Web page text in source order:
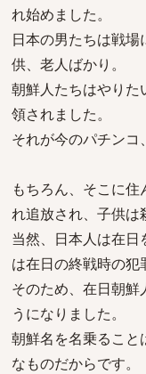
れ始めました。
日本の男たちは戦
供、老人ばかり。
朝鮮人たちはやりた
領されました。
それが今のパチンコ
もちろん、そこに
れ追放され、子供は
当然、日本人は在日
は在日の終戦時の犯
そのため、在日朝鮮
うになりました。
朝鮮名を名乗ること
なものだからです。